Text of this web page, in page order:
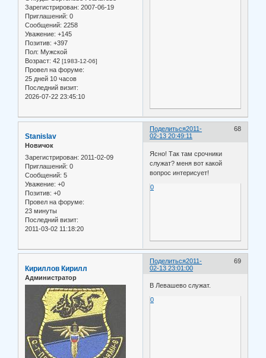
Зарегистрирован: 2007-06-19
Приглашений: 0
Сообщений: 2258
Уважение: +145
Позитив: +397
Пол: Мужской
Возраст: 42 [1983-12-06]
Провел на форуме:
25 дней 10 часов
Последний визит:
2026-07-22 23:45:10
Поделиться 68
2011-
02-13 20:49:11
Stanislav
Новичок
Зарегистрирован: 2011-02-09
Приглашений: 0
Сообщений: 5
Уважение: +0
Позитив: +0
Провел на форуме:
23 минуты
Последний визит:
2011-03-02 11:18:20
Ясно! Так там срочники
служат? меня вот какой
вопрос интерисует!
0
Поделиться 69
2011-
02-13 23:01:00
Кириллов Кирилл
Администратор
В Левашево служат.
0